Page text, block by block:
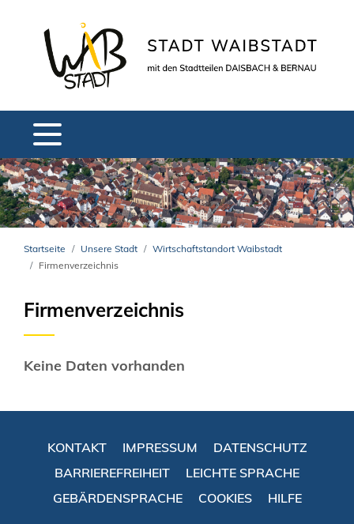
Startseite Unsere Stadt
Wirtschaftstandort Waibstadt
Firmenverzeichnis
Firmenverzeichnis
Keine Daten vorhanden
KONTAKT IMPRESSUM
DATENSCHUTZ
BARRIEREFREIHEIT
LEICHTE SPRACHE
GEBÄRDENSPRACHE
COOKIES HILFE